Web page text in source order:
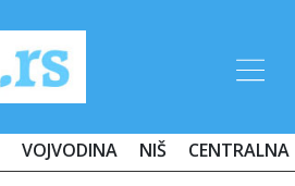
VOJVODINA NIŠ CENTRALNA